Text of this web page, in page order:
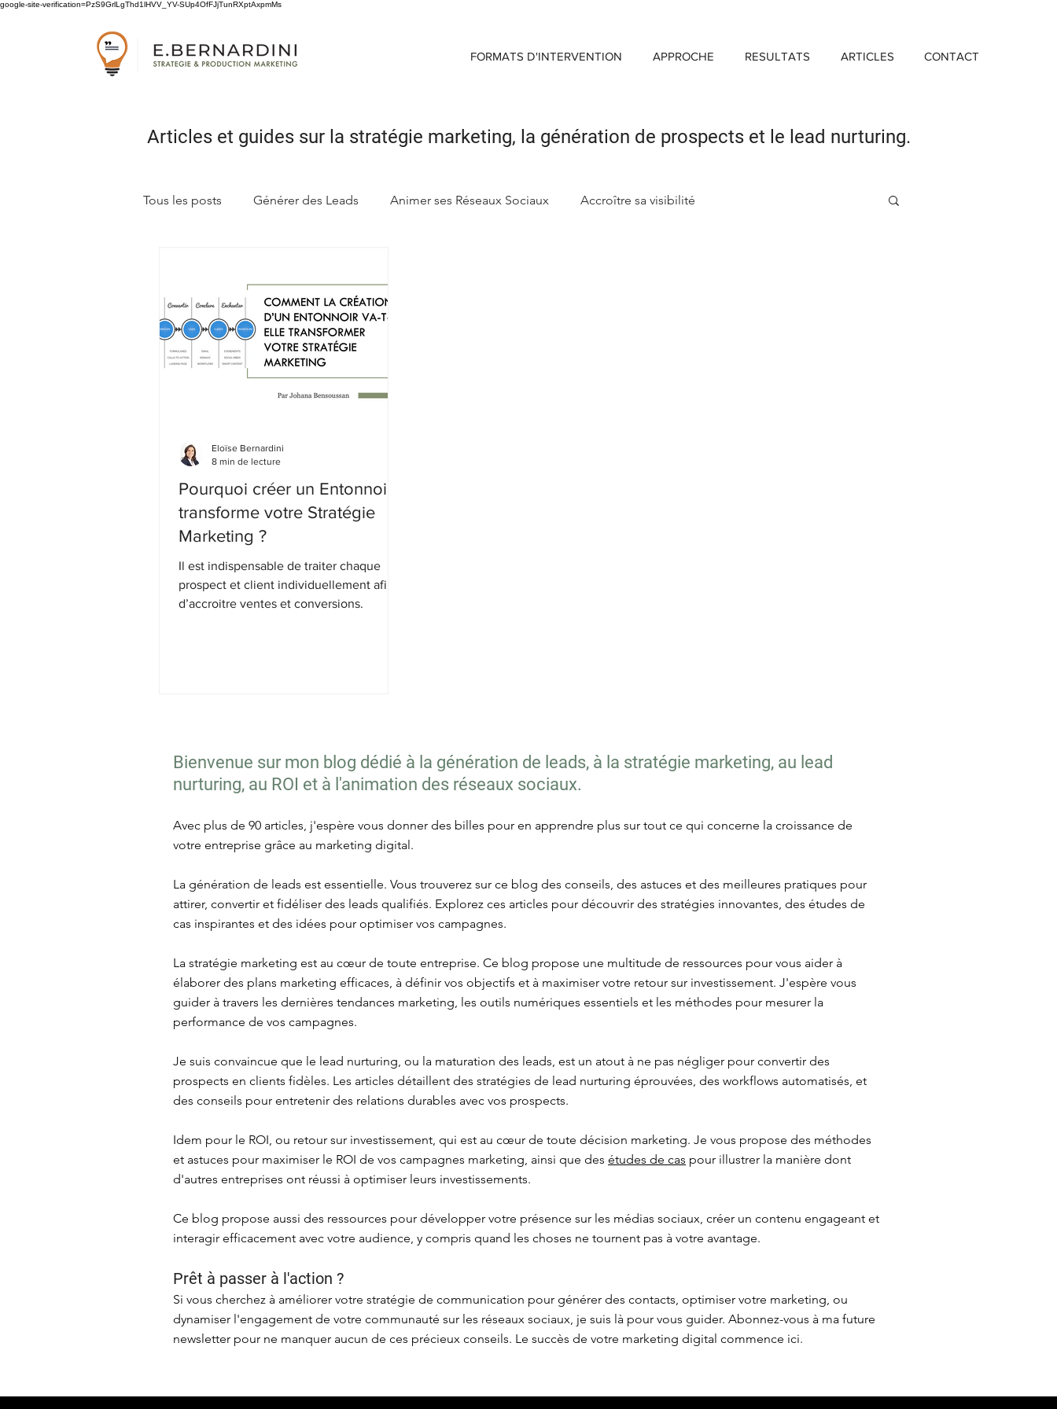
google-site-verification=PzS9GrlLgThd1lHVV_YV-SUp4OfFJjTunRXptAxpmMs
FORMATS D'INTERVENTION APPROCHE RESULTATS ARTICLES CONTACT
Articles et guides surla stratégie marketing, la génération de prospects et le lead nurturing.
Tous les posts Générer des Leads Animer ses Réseaux Sociaux Accroître sa visibilité
Pourquoi créer un Entonnoir
transforme votre Stratégie
Marketing ?
Il est indispensable de traiter chaque
prospect et client individuellement afin
d’accroitre ventes et conversions.
Eloïse Bernardini
8 min de lecture
Bienvenue sur mon blog dédié à la génération de leads, à la stratégie marketing, au lead
nurturing, au ROI et à l'animation des réseaux sociaux.
Avec plus de 90 articles, j'espère vous donner des billes pour en apprendre plus sur tout ce qui concerne la croissance de
votre entreprise grâce au marketing digital.
La génération de leads est essentielle. Vous trouverez sur ce blog des conseils, des astuces et des meilleures pratiques pour
attirer, convertir et fidéliser des leads qualifiés. Explorez ces articles pour découvrir des stratégies innovantes, des études de
cas inspirantes et des idées pour optimiser vos campagnes.
La stratégie marketing est au cœur de toute entreprise. Ce blog propose une multitude de ressources pour vous aider à
élaborer des plans marketing efficaces, à définir vos objectifs et à maximiser votre retour sur investissement. J'espère vous
guider à travers les dernières tendances marketing, les outils numériques essentiels et les méthodes pour mesurer la
performance de vos campagnes.
Je suis convaincue que le lead nurturing, ou la maturation des leads, est un atout à ne pas négliger pour convertir des
prospects en clients fidèles. Les articles détaillent des stratégies de lead nurturing éprouvées, des workflows automatisés, et
des conseils pour entretenir des relations durables avec vos prospects.
Idem pour le ROI, ou retour sur investissement, qui est au cœur de toute décision marketing. Je vous propose des méthodes
et astuces pour maximiser le ROI de vos campagnes marketing, ainsi que des études de cas pour illustrer la manière dont
d'autres entreprises ont réussi à optimiser leurs investissements.
Ce blog propose aussi des ressources pour développer votre présence sur les médias sociaux, créer un contenu engageant et
interagir efficacement avec votre audience, y compris quand les choses ne tournent pas à votre avantage.
Prêt à passer à l'action ?
Si vous cherchez à améliorer votre stratégie de communication pour générer des contacts, optimiser votre marketing, ou
dynamiser l'engagement de votre communauté sur les réseaux sociaux, je suis là pour vous guider. Abonnez-vous à ma future
newsletter pour ne manquer aucun de ces précieux conseils. Le succès de votre marketing digital commence ici.